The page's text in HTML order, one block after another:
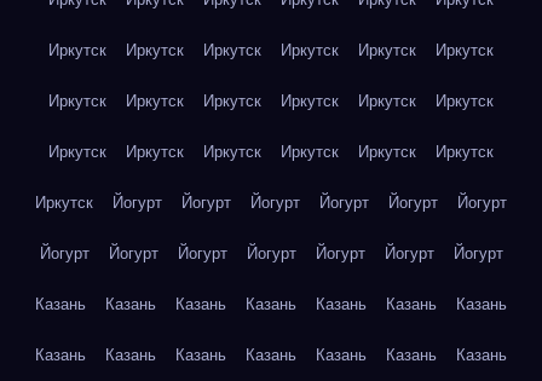
Иркутск Иркутск Иркутск Иркутск Иркутск Иркутск
Иркутск Иркутск Иркутск Иркутск Иркутск Иркутск
Иркутск Иркутск Иркутск Иркутск Иркутск Иркутск
Иркутск Йогурт Йогурт Йогурт Йогурт Йогурт Йогурт
Йогурт Йогурт Йогурт Йогурт Йогурт Йогурт Йогурт
Казань Казань Казань Казань Казань Казань Казань
Казань Казань Казань Казань Казань Казань Казань